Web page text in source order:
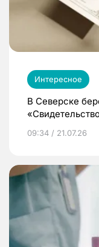
Интересное
В Северске
09:34 / 21.07.26